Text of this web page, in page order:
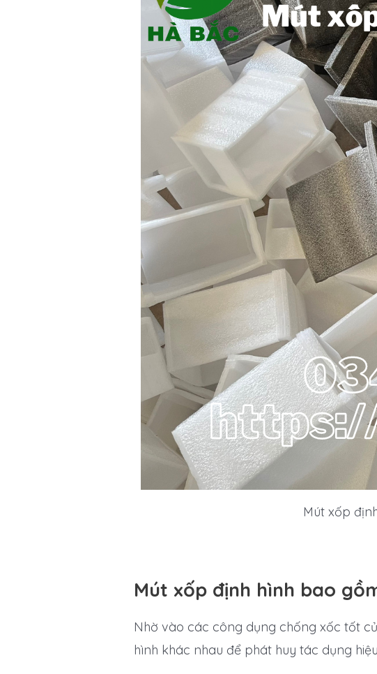
Mút xốp
Mút xốp định hình bao
Nhờ vào các công dụng chống xốc tốt
hình khác nhau để phát huy tác dụng